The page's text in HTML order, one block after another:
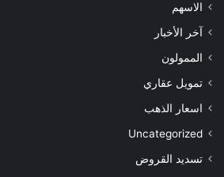
الاسهم
آخر الأخبار
الممولون
تمويل عقاري
اسعار الذهب
Uncategorized
تسديد القروض